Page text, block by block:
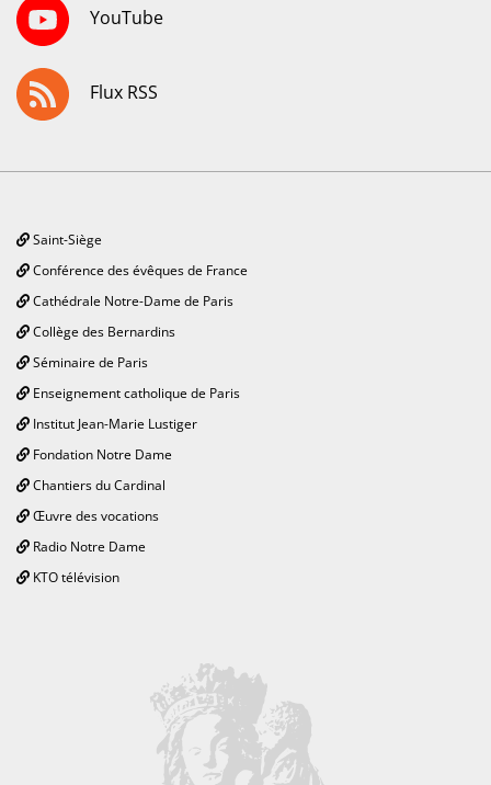
YouTube
Flux RSS
Saint-Siège
Conférence des évêques de France
Cathédrale Notre-Dame de Paris
Collège des Bernardins
Séminaire de Paris
Enseignement catholique de Paris
Institut Jean-Marie Lustiger
Fondation Notre Dame
Chantiers du Cardinal
Œuvre des vocations
Radio Notre Dame
KTO télévision